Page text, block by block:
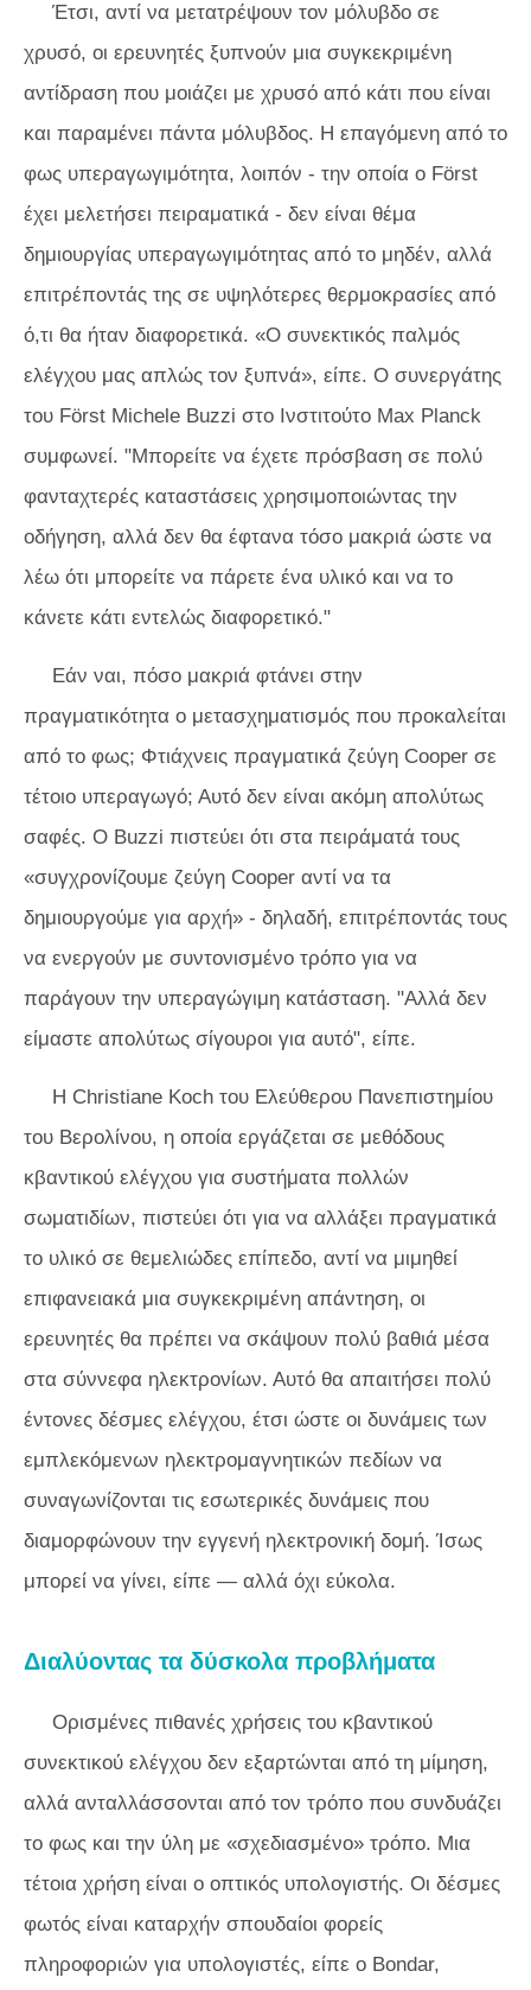
Έτσι, αντί να μετατρέψουν τον μόλυβδο σε
χρυσό, οι ερευνητές ξυπνούν μια συγκεκριμένη
αντίδραση που μοιάζει με χρυσό από κάτι που είναι
και παραμένει πάντα μόλυβδος. Η επαγόμενη από το
φως υπεραγωγιμότητα, λοιπόν - την οποία ο Först
έχει μελετήσει πειραματικά - δεν είναι θέμα
δημιουργίας υπεραγωγιμότητας από το μηδέν, αλλά
επιτρέποντάς της σε υψηλότερες θερμοκρασίες από
ό,τι θα ήταν διαφορετικά. «Ο συνεκτικός παλμός
ελέγχου μας απλώς τον ξυπνά», είπε. Ο συνεργάτης
του Först Michele Buzzi στο Ινστιτούτο Max Planck
συμφωνεί. "Μπορείτε να έχετε πρόσβαση σε πολύ
φανταχτερές καταστάσεις χρησιμοποιώντας την
οδήγηση, αλλά δεν θα έφτανα τόσο μακριά ώστε να
λέω ότι μπορείτε να πάρετε ένα υλικό και να το
κάνετε κάτι εντελώς διαφορετικό."
Εάν ναι, πόσο μακριά φτάνει στην
πραγματικότητα ο μετασχηματισμός που προκαλείται
από το φως; Φτιάχνεις πραγματικά ζεύγη Cooper σε
τέτοιο υπεραγωγό; Αυτό δεν είναι ακόμη απολύτως
σαφές. Ο Buzzi πιστεύει ότι στα πειράματά τους
«συγχρονίζουμε ζεύγη Cooper αντί να τα
δημιουργούμε για αρχή» - δηλαδή, επιτρέποντάς τους
να ενεργούν με συντονισμένο τρόπο για να
παράγουν την υπεραγώγιμη κατάσταση. "Αλλά δεν
είμαστε απολύτως σίγουροι για αυτό", είπε.
Η Christiane Koch του Ελεύθερου Πανεπιστημίου
του Βερολίνου, η οποία εργάζεται σε μεθόδους
κβαντικού ελέγχου για συστήματα πολλών
σωματιδίων, πιστεύει ότι για να αλλάξει πραγματικά
το υλικό σε θεμελιώδες επίπεδο, αντί να μιμηθεί
επιφανειακά μια συγκεκριμένη απάντηση, οι
ερευνητές θα πρέπει να σκάψουν πολύ βαθιά μέσα
στα σύννεφα ηλεκτρονίων. Αυτό θα απαιτήσει πολύ
έντονες δέσμες ελέγχου, έτσι ώστε οι δυνάμεις των
εμπλεκόμενων ηλεκτρομαγνητικών πεδίων να
συναγωνίζονται τις εσωτερικές δυνάμεις που
διαμορφώνουν την εγγενή ηλεκτρονική δομή. Ίσως
μπορεί να γίνει, είπε — αλλά όχι εύκολα.
Διαλύοντας τα δύσκολα προβλήματα
Ορισμένες πιθανές χρήσεις του κβαντικού
συνεκτικού ελέγχου δεν εξαρτώνται από τη μίμηση,
αλλά ανταλλάσσονται από τον τρόπο που συνδυάζει
το φως και την ύλη με «σχεδιασμένο» τρόπο. Μια
τέτοια χρήση είναι ο οπτικός υπολογιστής. Οι δέσμες
φωτός είναι καταρχήν σπουδαίοι φορείς
πληροφοριών για υπολογιστές, είπε ο Bondar,